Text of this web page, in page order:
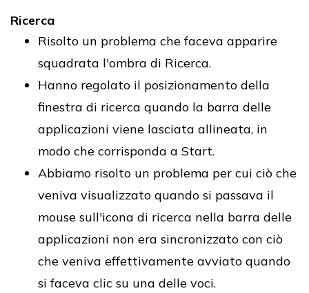
Ricerca
Risolto un problema che faceva apparire
squadrata l'ombra di Ricerca.
Hanno regolato il posizionamento della
finestra di ricerca quando la barra delle
applicazioni viene lasciata allineata, in
modo che corrisponda a Start.
Abbiamo risolto un problema per cui ciò che
veniva visualizzato quando si passava il
mouse sull'icona di ricerca nella barra delle
applicazioni non era sincronizzato con ciò
che veniva effettivamente avviato quando
si faceva clic su una delle voci.